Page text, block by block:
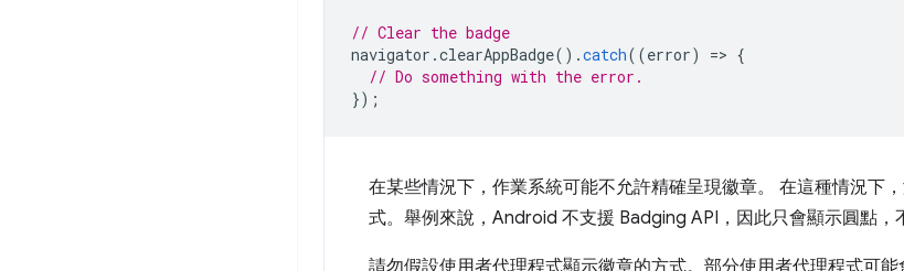
// Clear the badge
navigator .clearAppBadge().catch((error) => {
// Do something with the error.
});
在某些情況下，作業系統可能不允許精確呈現徽章。 在這種情況下
式。舉例來說，Android 不支援 Badging API，因此只會顯示圓點，
請勿假設使用者代理程式顯示徽章的方式。部分使用者代理程式可